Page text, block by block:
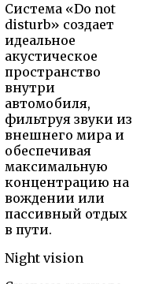
Система «Do not
disturb» создает
идеальное
акустическое
пространство
внутри
автомобиля,
фильтруя звуки из
внешнего мира и
обеспечивая
максимальную
концентрацию на
вождении или
пассивный отдых
в пути.
Night vision